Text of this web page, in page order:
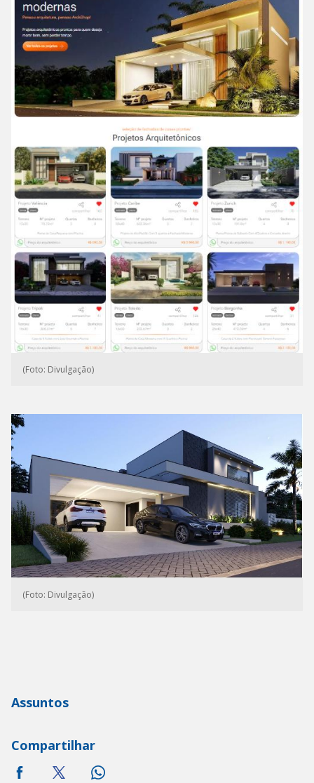
(Foto: Divulgação)
(Foto: Divulgação)
Assuntos
Compartilhar